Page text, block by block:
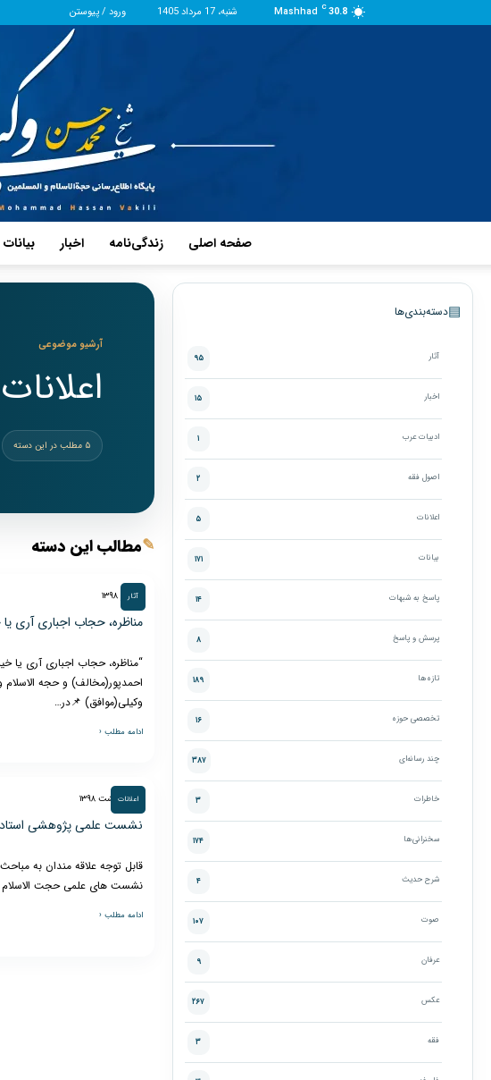
30.8
C
Mashhad شنبه، 17 مرداد 1405 ورود / پیوستن
صفحه اصلی زندگی‌نامه اخبار بیانات
▤دسته‌بندی‌ها
آثار ۹۵
اخبار ۱۵
ادبیات عرب ۱
اصول فقه ۲
اعلانات ۵
بیانات ۱۷۱
پاسخ به شبهات ۱۴
پرسش و پاسخ ۸
تازه‌ها ۱۸۹
تخصصی حوزه ۱۶
چند رسانه‌ای ۳۸۷
خاطرات ۳
سخنرانی‌ها ۱۷۴
شرح حدیث ۴
صوت ۱۰۷
عرفان ۹
عکس ۲۶۷
فقه ۳
آرشیو موضوعی
اعلانات
۵ مطلب در این دسته
✎مطالب این دسته
آثار
۲۸ تیر ۱۳۹۸
مناظره، حجاب اجباری آری
“مناظره، حجاب اجباری آری یا
احمدپور(مخالف) و حجه الاسلام
وکیلی(موافق) 📌در…
ادامه مطلب ‹
اعلانات۳ اردیبهشت ۱۳۹۸
نشست علمی پژوهشی استاد
قابل توجه علاقه مندان به
نشست های علمی حجت الاسلام
ادامه مطلب ‹